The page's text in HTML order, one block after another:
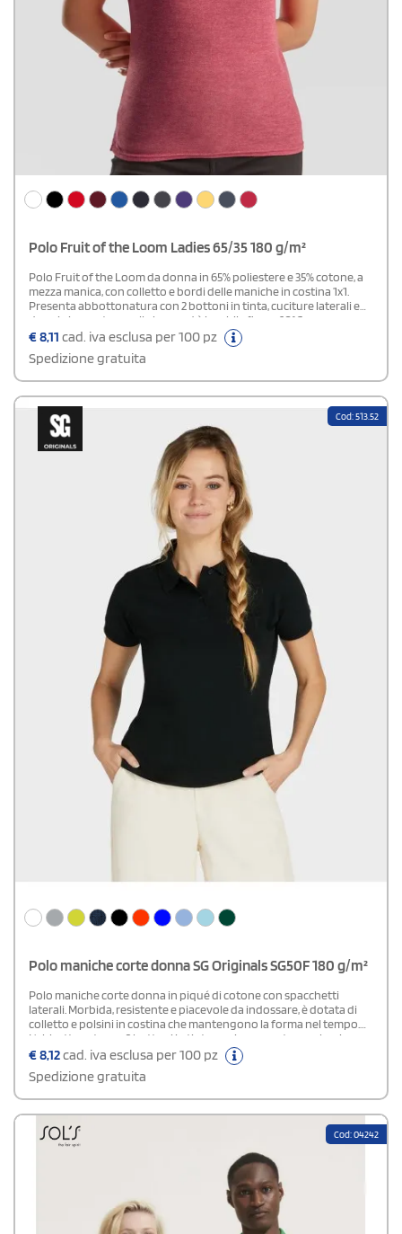
Polo Fruit of the Loom Ladies 65/35 180 g/m²
Polo Fruit of the Loom da donna in 65% poliestere e 35% cotone, a
mezza manica, con colletto e bordi delle maniche in costina 1x1.
Presenta abbottonatura con 2 bottoni in tinta, cuciture laterali e
doppie impunture sulla base, ed è lavabile fino a 60°C.
€8,11 cad. iva esclusa per 100 pz
Spedizione gratuita
Cod: 513.52
Polo maniche corte donna SG Originals SG50F 180 g/m²
Polo maniche corte donna in piqué di cotone con spacchetti
laterali. Morbida, resistente e piacevole da indossare, è dotata di
colletto e polsini in costina che mantengono la forma nel tempo.
L'abbottonatura a 2 bottoni in tinta aggiunge un tocco classico,
rendendola un capo intramontabile per ogni
guardaroba.Certificazioni: OEKO-TEX® standard 100 - BSCI
(Business Social Compliance Initiative).Disponibile versione Uomo e
Bambino
€8,12cad. iva esclusa per 100 pz
Spedizione gratuita
Cod: 04242